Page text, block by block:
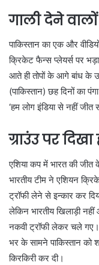
गाली देने
पाकिस्तान का एक और
क्रिकेट फैन्स प्लेयर्स पर
आते ही तोपों के आगे बांध के
(पाकिस्तान) छह दिनों का
‘हम लोग इंडिया से नहीं जीत
ग्राउंउ पर दिखा
एशिया कप में भारत की जीत
भारतीय टीम ने एशियन
ट्रॉफी लेने से इन्कार कर
लेकिन भारतीय खिलाड़ी
नकवी ट्रॉफी लेकर चले गए।
भर के सामने पाकिस्तान को
किरकिरी कर दी।